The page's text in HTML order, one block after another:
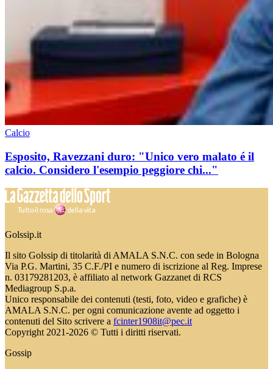
Calcio
Esposito, Ravezzani duro: "Unico vero malato é il
calcio. Considero l'esempio peggiore chi..."
Golssip.it
Il sito Golssip di titolarità di AMALA S.N.C. con sede in Bologna
Via P.G. Martini, 35 C.F./PI e numero di iscrizione al Reg. Imprese
n. 03179281203, è affiliato al network Gazzanet di RCS
Mediagroup S.p.a.
Unico responsabile dei contenuti (testi, foto, video e grafiche) è
AMALA S.N.C. per ogni comunicazione avente ad oggetto i
contenuti del Sito scrivere a fcinter1908it@pec.it
Copyright 2021-2026 © Tutti i diritti riservati.
Gossip